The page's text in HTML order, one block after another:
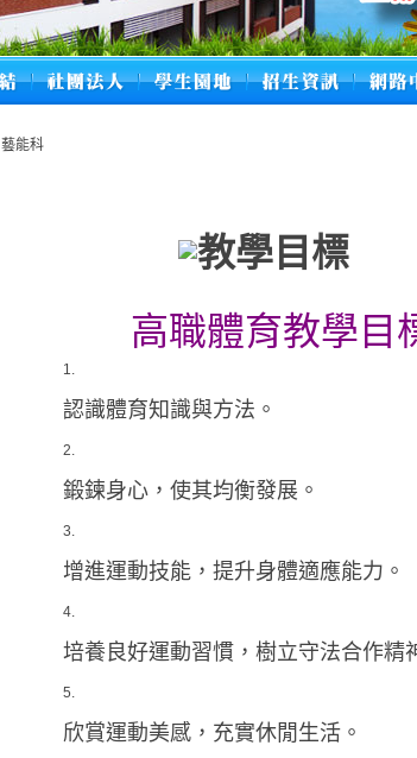
藝能科
高職體育教學目
認識體育知識與方法。
鍛鍊身心，使其均衡發展。
增進運動技能，提升身體適應能力。
培養良好運動習慣，樹立守法合作精
欣賞運動美感，充實休閒生活。